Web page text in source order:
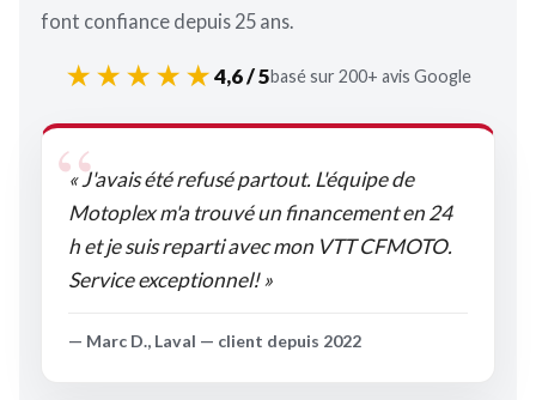
font confiance depuis 25 ans.
★★★★★4,6 / 5basé sur 200+ avis Google
« J'avais été refusé partout. L'équipe de
Motoplex m'a trouvé un financement en 24
h et je suis reparti avec mon VTT CFMOTO.
Service exceptionnel! »
— Marc D., Laval — client depuis 2022